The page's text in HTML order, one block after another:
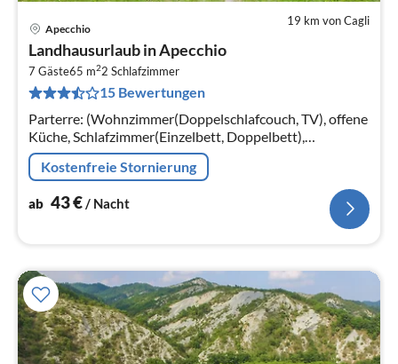
19 km von Cagli
Apecchio
Landhausurlaub in Apecchio
7 Gäste65 m22 Schlafzimmer
15 Bewertungen
Parterre: (Wohnzimmer(Doppelschlafcouch, TV), offene
Küche, Schlafzimmer(Einzelbett, Doppelbett),
Schlafzimmer(Doppelbett), Badezimmer(Dusche,
Waschbecken, Toilette, Bidet))
Kostenfreie Stornierung
ab 43€ / Nacht